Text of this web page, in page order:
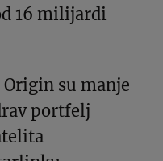
16 milijardi
su manje
portfelj